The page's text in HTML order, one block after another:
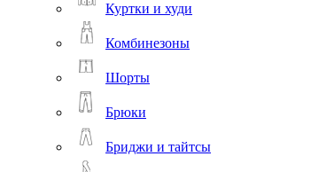
Куртки и худи
Комбинезоны
Шорты
Брюки
Бриджи и тайтсы